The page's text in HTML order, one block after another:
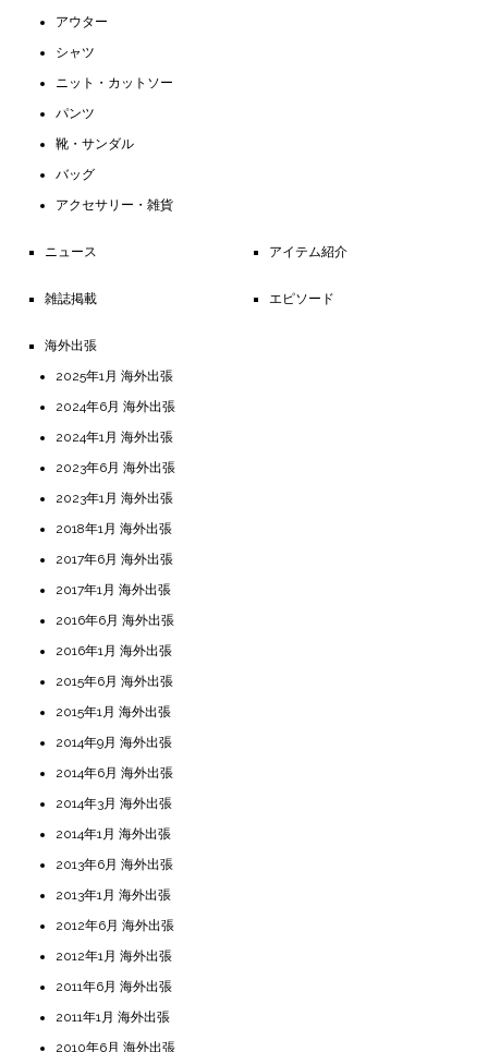
アウター
シャツ
ニット・カットソー
パンツ
靴・サンダル
バッグ
アクセサリー・雑貨
ニュース アイテム紹介
雑誌掲載 エピソード
海外出張
2025年1月 海外出張
2024年6月 海外出張
2024年1月 海外出張
2023年6月 海外出張
2023年1月 海外出張
2018年1月 海外出張
2017年6月 海外出張
2017年1月 海外出張
2016年6月 海外出張
2016年1月 海外出張
2015年6月 海外出張
2015年1月 海外出張
2014年9月 海外出張
2014年6月 海外出張
2014年3月 海外出張
2014年1月 海外出張
2013年6月 海外出張
2013年1月 海外出張
2012年6月 海外出張
2012年1月 海外出張
2011年6月 海外出張
2011年1月 海外出張
2010年6月 海外出張